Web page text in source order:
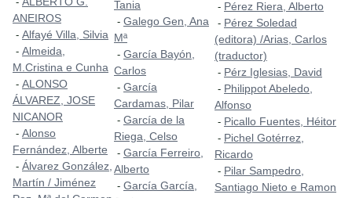
ANEIROS
- Alfayé Villa, Silvia
- Almeida,
M.Cristina e Cunha
- ALONSO
ÁLVAREZ, JOSE
NICANOR
- Alonso
Fernández, Alberte
- Álvarez González,
Martín / Jiménez
Tania
- Galego Gen, Ana
Mª
- García Bayón,
Carlos
- García
Cardamas, Pilar
- García de la
Riega, Celso
- García Ferreiro,
Alberto
- García García,
- Pérez Riera, Alberto
- Pérez Soledad
(editora) /Arias, Carlos
(traductor)
- Pérz Iglesias, David
- Philippot Abeledo,
Alfonso
- Picallo Fuentes, Héitor
- Pichel Gotérrez,
Ricardo
- Pilar Sampedro,
Santiago Nieto e Ramon